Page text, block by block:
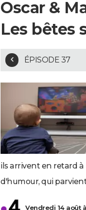
Oscar &
Les bêtes
ÉPISODE 37
ils arrivent en retard
d'humour, qui
Vendredi 14 août